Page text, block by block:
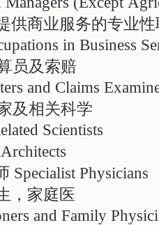
商业服务的专业性
in Business
员及索赔
and Claims
及相关科学
Scientists
Architects
Specialist Physicians
，家庭医
and Family